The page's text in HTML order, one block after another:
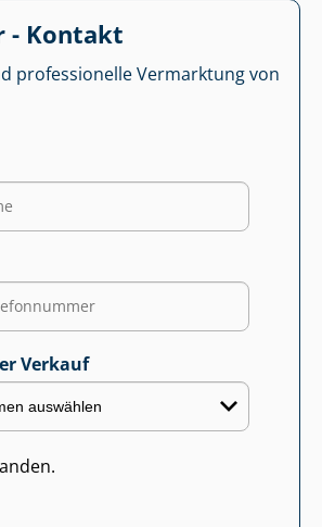
- Kontakt
professionelle Vermarktung von
Verkauf